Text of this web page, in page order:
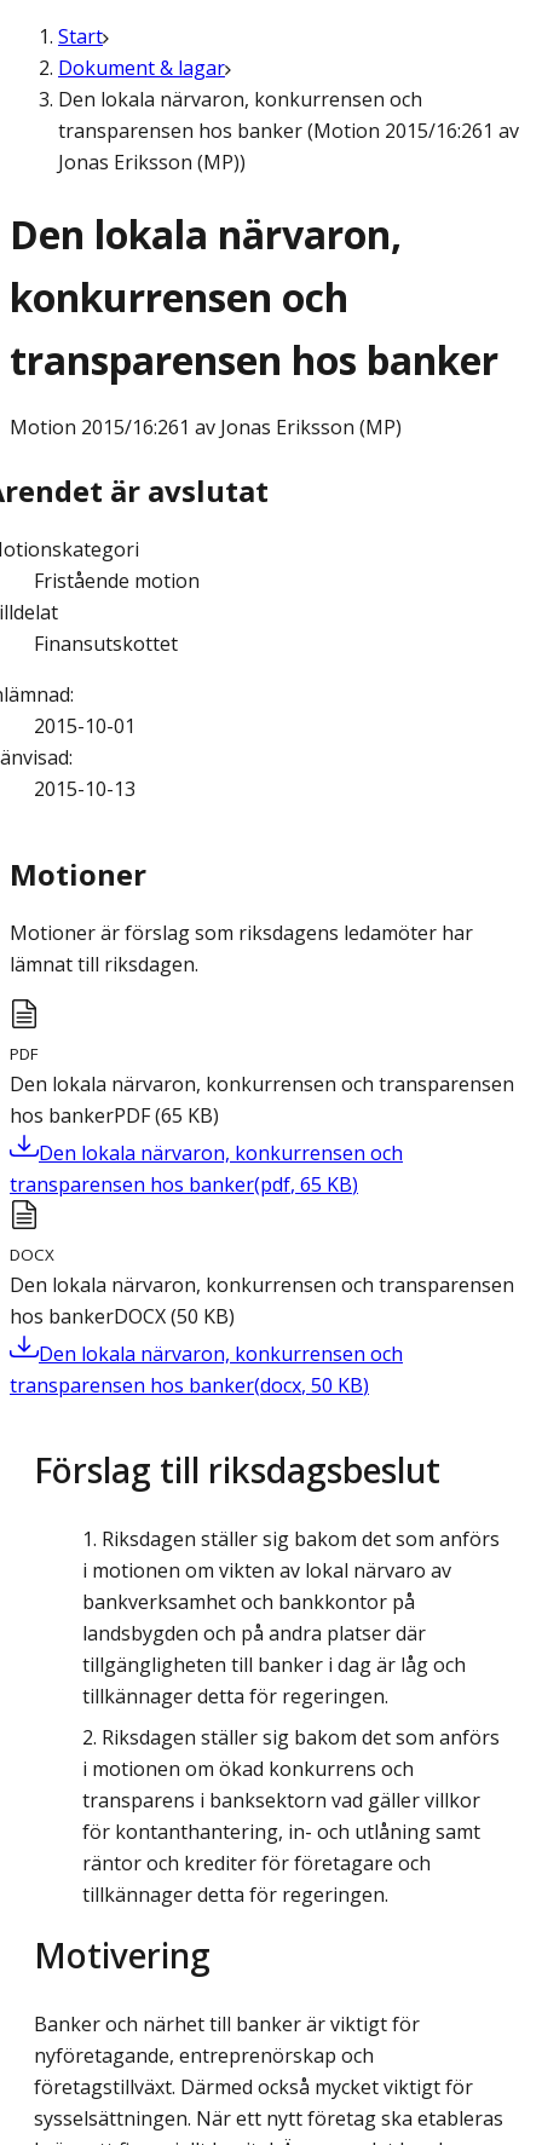
Start
Dokument & lagar
Den lokala närvaron, konkurrensen och
transparensen hos banker (Motion 2015/16:261 av
Jonas Eriksson (MP))
Den lokala närvaron,
konkurrensen och
transparensen hos banker
Motion 2015/16:261 av Jonas Eriksson (MP)
är avslutat
Fristående motion
Finansutskottet
:
2015-10-01
:
2015-10-13
Motioner
Motioner är förslag som riksdagens ledamöter har
lämnat till riksdagen.
PDF
Den lokala närvaron, konkurrensen och transparensen
hos bankerPDF(65 KB)
Den lokala närvaron, konkurrensen och
transparensen hos banker(pdf, 65 KB)
DOCX
Den lokala närvaron, konkurrensen och transparensen
hos bankerDOCX(50 KB)
Den lokala närvaron, konkurrensen och
transparensen hos banker(docx, 50 KB)
Förslag till riksdagsbeslut
Riksdagen ställer sig bakom det som anförs
i motionen om vikten av lokal närvaro av
bankverksamhet och bankkontor på
landsbygden och på andra platser där
tillgängligheten till banker i dag är låg och
tillkännager detta för regeringen.
Riksdagen ställer sig bakom det som anförs
i motionen om ökad konkurrens och
transparens i banksektorn vad gäller villkor
för kontanthantering, in- och utlåning samt
räntor och krediter för företagare och
tillkännager detta för regeringen.
Motivering
Banker och närhet till banker är viktigt för
nyföretagande, entreprenörskap och
företagstillväxt. Därmed också mycket viktigt för
sysselsättningen. När ett nytt företag ska etableras